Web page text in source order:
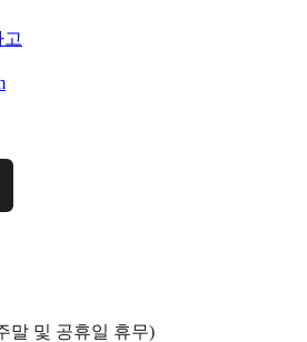
말 및 공휴일 휴무)